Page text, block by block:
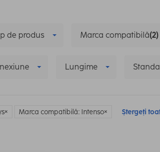
de produs Marca compatibilă(2)
Lungime
Marca compatibilă: Intenso Ștergeți